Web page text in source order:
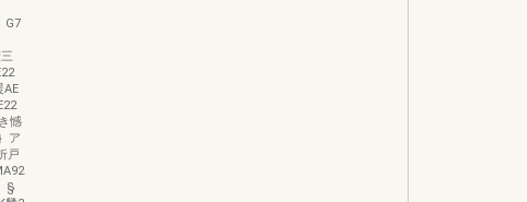
AE
憾
ア
戸
§